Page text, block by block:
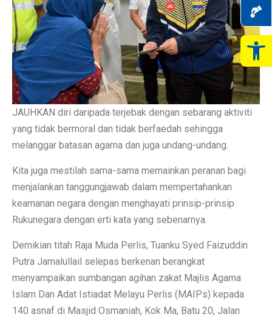
JAUHKAN diri daripada terjebak dengan sebarang aktiviti
yang tidak bermoral dan tidak berfaedah sehingga
melanggar batasan agama dan juga undang-undang.
Kita juga mestilah sama-sama memainkan peranan bagi
menjalankan tanggungjawab dalam mempertahankan
keamanan negara dengan menghayati prinsip-prinsip
Rukunegara dengan erti kata yang sebenarnya.
Demikian titah Raja Muda Perlis, Tuanku Syed Faizuddin
Putra Jamalullail selepas berkenan berangkat
menyampaikan sumbangan agihan zakat Majlis Agama
Islam Dan Adat Istiadat Melayu Perlis (MAIPs) kepada
140 asnaf di Masjid Osmaniah, Kok Ma, Batu 20, Jalan